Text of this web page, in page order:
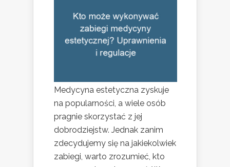
Medycyna estetyczna zyskuje
na popularności, a wiele osób
pragnie skorzystać z jej
dobrodziejstw. Jednak zanim
zdecydujemy się na jakiekolwiek
zabiegi, warto zrozumieć, kto